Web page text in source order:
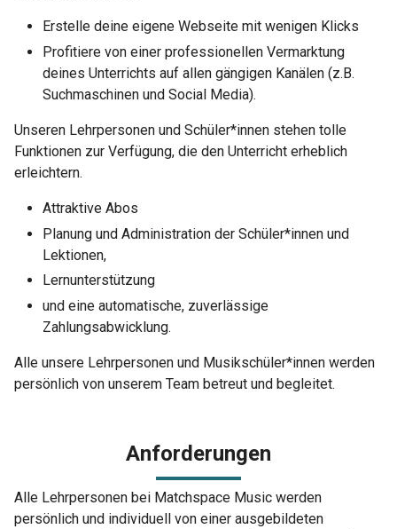
Erstelle deine eigene Webseite mit wenigen Klicks
Profitiere von einer professionellen Vermarktung
deines Unterrichts auf allen gängigen Kanälen (z.B.
Suchmaschinen und Social Media).
Unseren Lehrpersonen und Schüler*innen stehen tolle
Funktionen zur Verfügung, die den Unterricht erheblich
erleichtern.
Attraktive Abos
Planung und Administration der Schüler*innen und
Lektionen,
Lernunterstützung
und eine automatische, zuverlässige
Zahlungsabwicklung.
Alle unsere Lehrpersonen und Musikschüler*innen werden
persönlich von unserem Team betreut und begleitet.
Anforderungen
Alle Lehrpersonen bei Matchspace Music werden
persönlich und individuell von einer ausgebildeten